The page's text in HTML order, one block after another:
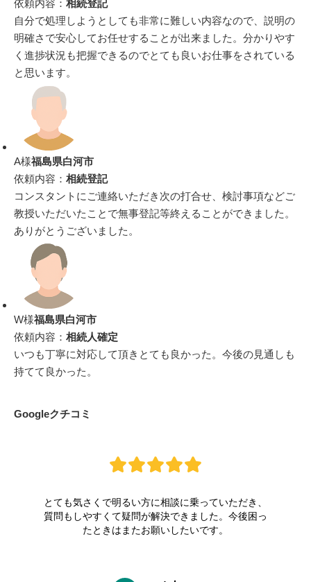
依頼内容： 相続登記
自分で処理しようとしても非常に難しい内容なので、説明の
明確さで安心してお任せすることが出来ました。分かりやす
く進捗状況も把握できるのでとても良いお仕事をされている
と思います。
A様福島県白河市
依頼内容： 相続登記
コンスタントにご連絡いただき次の打合せ、検討事項などご
教授いただいたことで無事登記等終えることができました。
ありがとうございました。
W様福島県白河市
依頼内容： 相続人確定
いつも丁寧に対応して頂きとても良かった。今後の見通しも
持てて良かった。
Googleクチコミ